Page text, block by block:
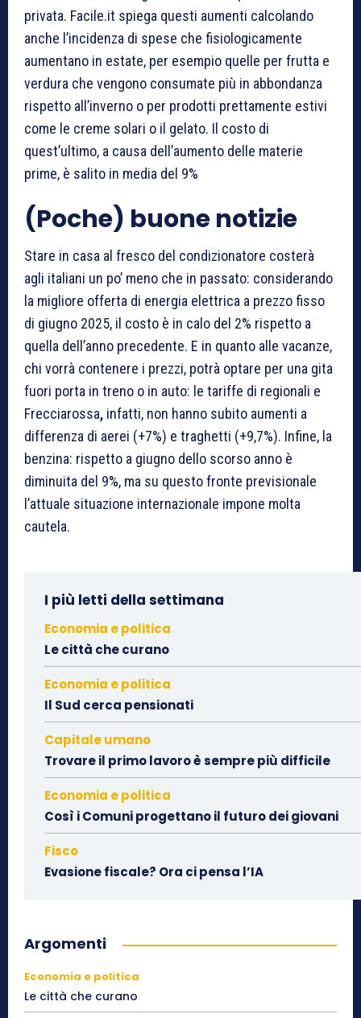
privata. Facile.it spiega questi aumenti calcolando
anche l’incidenza di spese che fisiologicamente
aumentano in estate, per esempio quelle per frutta e
verdura che vengono consumate più in abbondanza
rispetto all’inverno o per prodotti prettamente estivi
come le creme solari o il gelato. Il costo di
quest’ultimo, a causa dell’aumento delle materie
prime, è salito in media del 9%
(Poche) buone notizie
Stare in casa al fresco del condizionatore costerà
agli italiani un po’ meno che in passato: considerando
la migliore offerta di energia elettrica a prezzo fisso
di giugno 2025, il costo è in calo del 2% rispetto a
quella dell’anno precedente. E in quanto alle vacanze,
chi vorrà contenere i prezzi, potrà optare per una gita
fuori porta in treno o in auto: le tariffe di regionali e
Frecciarossa, infatti, non hanno subito aumenti a
differenza di aerei (+7%) e traghetti (+9,7%). Infine, la
benzina: rispetto a giugno dello scorso anno è
diminuita del 9%, ma su questo fronte previsionale
l’attuale situazione internazionale impone molta
cautela.
I più letti della settimana
Economia e politica
Le città che curano
Economia e politica
Il Sud cerca pensionati
Capitale umano
Trovare il primo lavoro è sempre più difficile
Economia e politica
Così i Comuni progettano il futuro dei giovani
Fisco
Evasione fiscale? Ora ci pensa l’IA
Argomenti
Economia e politica
Le città che curano